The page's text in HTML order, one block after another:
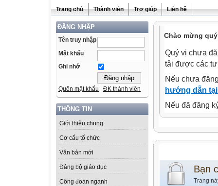
Trang chủ Thành viên Trợ giúp Liên hệ
ĐĂNG NHẬP
Tên truy nhập
Mật khẩu
Ghi nhớ
Quên mật khẩu ĐK thành viên
THÔNG TIN
Giới thiệu chung
Cơ cấu tổ chức
Văn bản mới
Đảng bộ giáo dục
Công đoàn ngành
Chào mừng
Quý vị chưa
tải được các
Nếu chưa
hướng dẫn
Nếu đã đăng
Bạn
Trang